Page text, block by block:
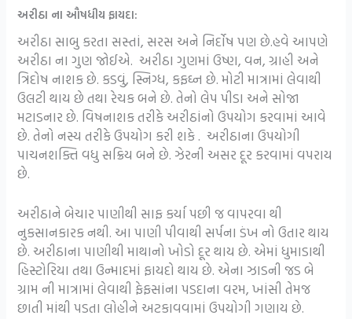
અરીઠા ના ઔષધીય ફાયદા:
અરીઠા સાબુ કરતા સસ્તાં, સરસ અને નિર્દોષ પણ છે.હવે આપણે
અરીઠા ના ગુણ જોઈએ. અરીઠા ગુણમાં ઉષ્ણ, વન, ગ્રાહી અને
ત્રિદોષ નાશક છે. કડવું, સ્નિગ્ધ, કફઘ્ન છે. મોટી માત્રામાં લેવાથી
ઉલટી થાય છે તથા રેચક બને છે. તેનો લેપ પીડા અને સોજા
મટાડનાર છે. વિષનાશક તરીકે અરીઠાંનો ઉપયોગ કરવામાં આવે
છે. તેનો નસ્ય તરીકે ઉપયોગ કરી શકે . અરીઠાના ઉપયોગી
પાચનશક્તિ વધુ સક્રિય બને છે. ઝેરની અસર દૂર કરવામાં વપરાય
છે.
અરીઠાને બેચાર પાણીથી સાફ કર્યા પછી જ વાપરવા થી
નુકસાનકારક નથી. આ પાણી પીવાથી સર્પના ડંખ નો ઉતાર થાય
છે. અરીઠાના પાણીથી માથાનો ખોડો દૂર થાય છે. એમાં ધુમાડાથી
હિસ્ટોરિયા તથા ઉન્માદમાં ફાયદો થાય છે. એના ઝાડની જડ બે
ગ્રામ ની માત્રામાં લેવાથી ફેફસાંના પડદાના વરમ, ખાંસી તેમજ
છાતી માંથી પડતા લોહીને અટકાવવામાં ઉપયોગી ગણાય છે.